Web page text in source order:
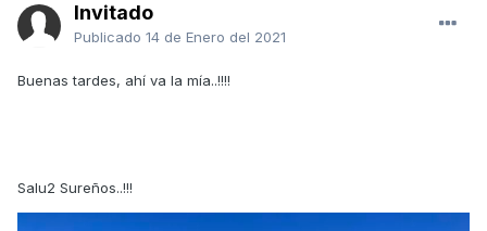
Invitado
Publicado 14 de Enero del 2021
Buenas tardes, ahí va la mía..!!!!
Salu2 Sureños..!!!